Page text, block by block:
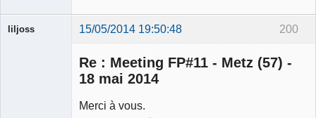
200
liljoss 15/05/2014 19:50:48
Re : Meeting FP#11 - Metz (57) -
18 mai 2014
Merci à vous.